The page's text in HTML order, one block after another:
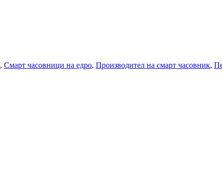
, Смарт часовници на едро, Производител на смарт часовник,